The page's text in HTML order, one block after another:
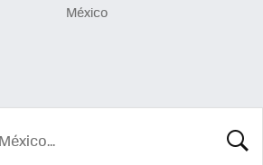
México